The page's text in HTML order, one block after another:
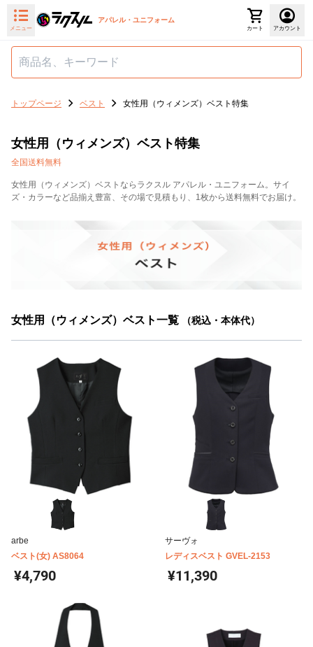
メニュー
アパレル・ユニフォーム
カート アカウント
トップページ ベスト 女性用（ウィメンズ）ベスト特集
女性用（ウィメンズ）ベスト特集
全国送料無料
女性用（ウィメンズ）ベストならラクスル アパレル・ユニフォーム。サイ
ズ・カラーなど品揃え豊富、その場で見積もり、1枚から送料無料でお届け。
女性用（ウィメンズ）ベスト一覧 （税込・本体代）
arbe
ベスト(女) AS8064
¥4,790
サーヴォ
レディスベスト GVEL-2153
¥11,390